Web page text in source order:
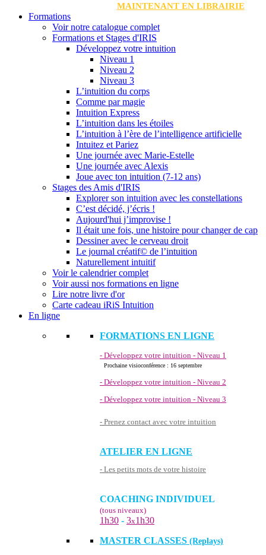
MAINTENANT EN LIBRAIRIE
Formations
Voir notre catalogue complet
Formations et Stages d'IRIS
Développez votre intuition
Niveau 1
Niveau 2
Niveau 3
L’intuition du corps
Comme par magie
Intuition Express
L’intuition dans les étoiles
L’intuition à l’ère de l’intelligence artificielle
Intuitez et Pariez
Une journée avec Marie-Estelle
Une journée avec Alexis
Joue avec ton intuition (7-12 ans)
Stages des Amis d'IRIS
Explorer son intuition avec les constellations
C’est décidé, j’écris !
Aujourd'hui j’improvise !
Il était une fois, une histoire pour changer de cap
Dessiner avec le cerveau droit
Le journal créatif© de l’intuition
Naturellement intuitif
Voir le calendrier complet
Voir aussi nos formations en ligne
Lire notre livre d'or
Carte cadeau iRiS Intuition
En ligne
FORMATIONS EN LIGNE
- Développez votre intuition - Niveau 1
Prochaine visioconférence : 16 septembre
- Développez votre intuition - Niveau 2
- Développez votre intuition - Niveau 3
- Prenez contact avec votre intuition
ATELIER EN LIGNE
- Les petits mots de votre histoire
COACHING INDIVIDUEL
(tous niveaux)
1h30 - 3x1h30
MASTER CLASSES (Replays)